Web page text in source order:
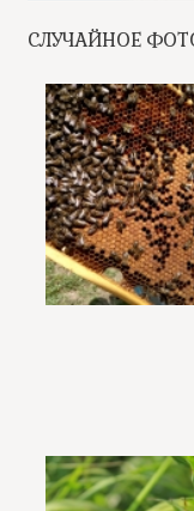
СЛУЧАЙНОЕ